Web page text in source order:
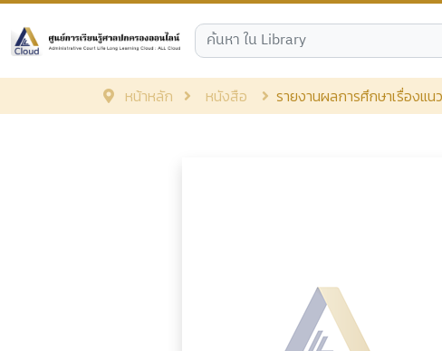
หน้าหลัก หนังสือ รายงานผลการศึกษาเรื่องแ